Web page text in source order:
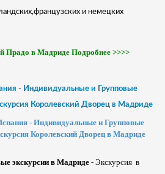
и немецких
Прадо в Мадриде Подробнее >>>>
- Индивидуальные и Групповые
Королевский Дворец в Мадриде
экскурсии в Мадриде - Экскурсия в